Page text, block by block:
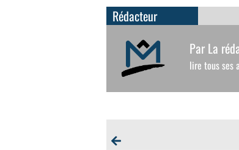
Rédacteur
Par La
lire tous ses